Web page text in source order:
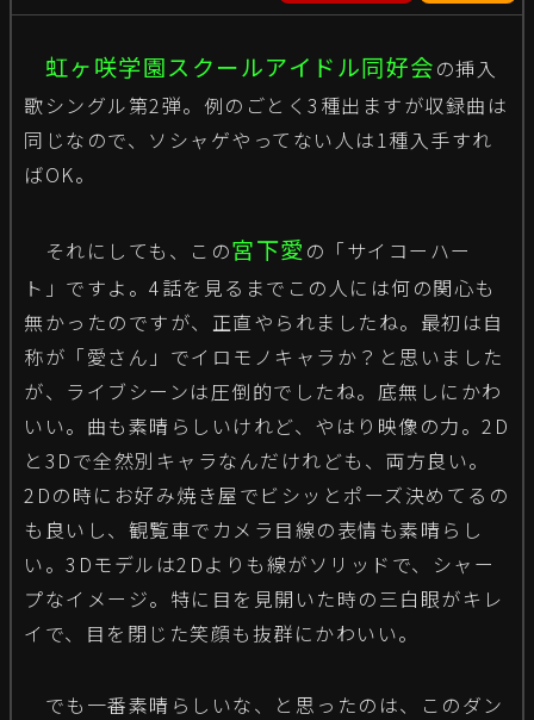
虹ヶ咲学園スクールアイドル同好会の挿入
歌シングル第2弾。例のごとく3種出ますが収録曲は
同じなので、ソシャゲやってない人は1種入手すれ
ばOK。
それにしても、この宮下愛 の「サイコーハー
ト」ですよ。4話を見るまでこの人には何の関心も
無かったのですが、正直やられましたね。最初は自
称が「愛さん」でイロモノキャラか？と思いました
が、ライブシーンは圧倒的でしたね。底無しにかわ
いい。曲も素晴らしいけれど、やはり映像の力。2D
と3Dで全然別キャラなんだけれども、両方良い。
2Dの時にお好み焼き屋でビシッとポーズ決めてるの
も良いし、観覧車でカメラ目線の表情も素晴らし
い。3Dモデルは2Dよりも線がソリッドで、シャー
プなイメージ。特に目を見開いた時の三白眼がキレ
イで、目を閉じた笑顔も抜群にかわいい。
でも一番素晴らしいな、と思ったのは、このダン